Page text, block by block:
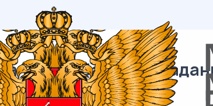
ЕГЭ / База / 05